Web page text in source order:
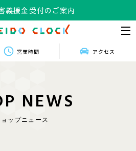
義援金受付のご案内
営業時間 アクセス
P NEWS
ップニュース